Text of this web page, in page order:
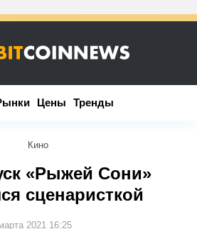
Цены Тренды
Цены Тренды
Кино
«Рыжей Сони»
сценаристкой
2021 16:25